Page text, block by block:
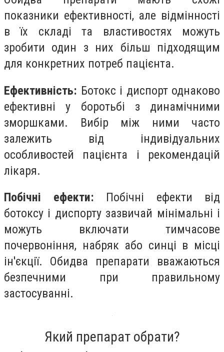
показники ефективності, але відмінності
в їх складі та властивостях можуть
зробити один з них більш підходящим
для конкретних потреб пацієнта.
Ефективність: Ботокс і диспорт однаково
ефективні у боротьбі з динамічними
зморшками. Вибір між ними часто
залежить від індивідуальних
особливостей пацієнта і рекомендацій
лікаря.
Побічні ефекти: Побічні ефекти від
ботоксу і диспорту зазвичай мінімальні і
можуть включати тимчасове
почервоніння, набряк або синці в місці
ін'єкції. Обидва препарати вважаються
безпечними при правильному
застосуванні.
Який препарат обрати?